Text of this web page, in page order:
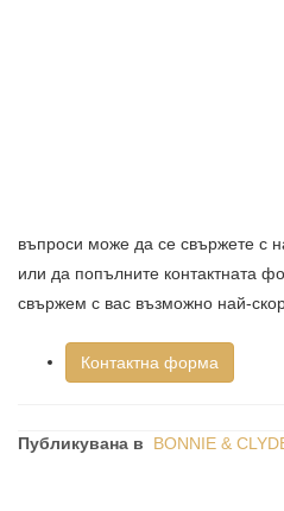
въпроси може да се свържете с
или да попълните контактната
свържем с вас възможно най-
Контактна форма
Публикувана в BONNIE &